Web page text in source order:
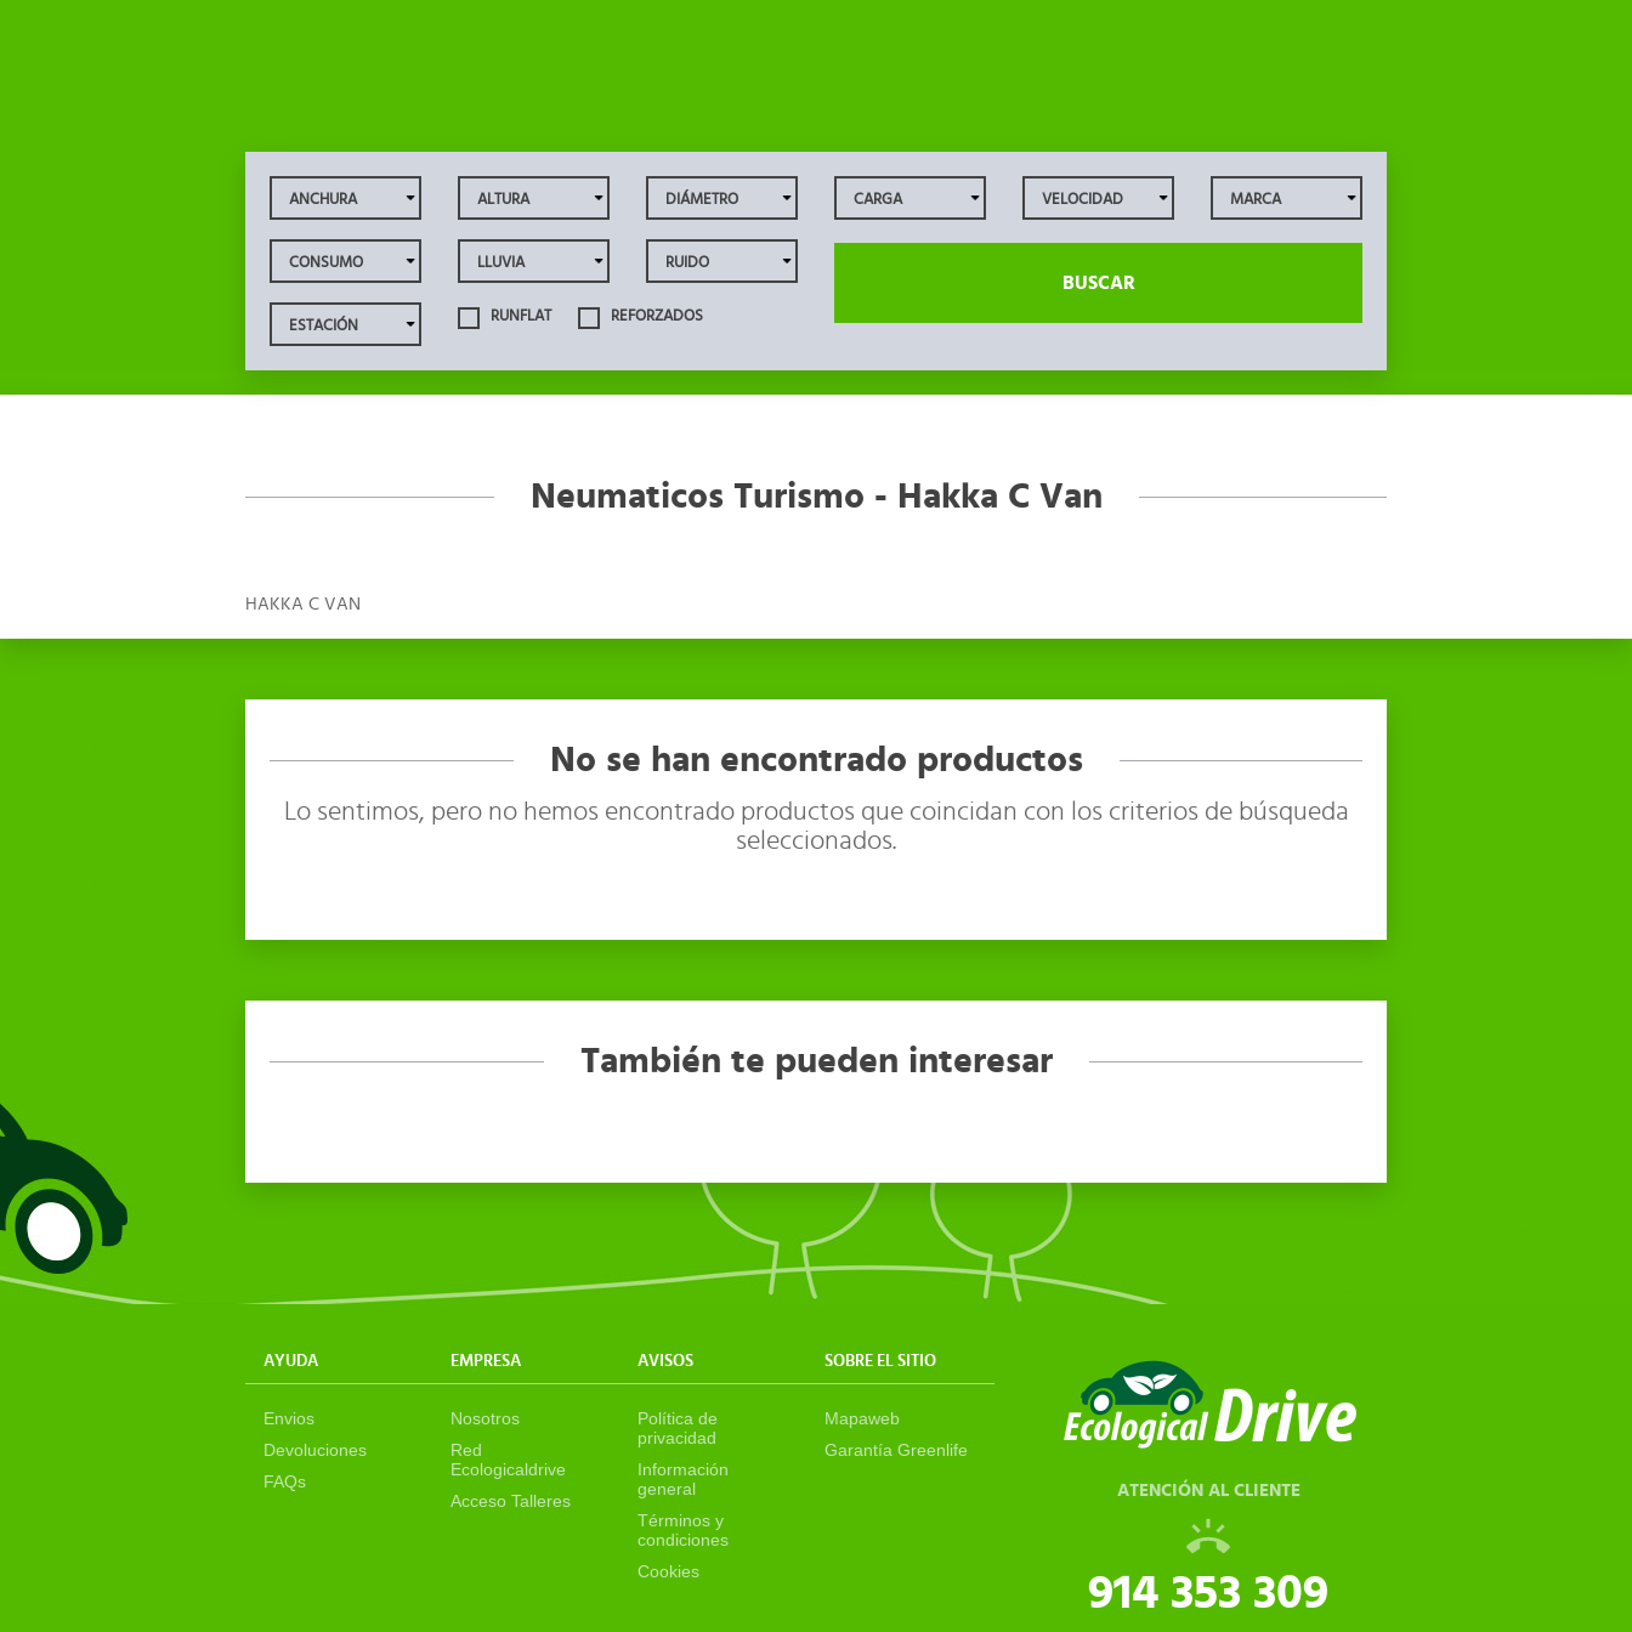
RUNFLAT REFORZADOS
BUSCAR
Neumaticos Turismo - Hakka C Van
HAKKA C VAN
No se han encontrado productos
Lo sentimos, pero no hemos encontrado productos que coincidan con los criterios de búsqueda
seleccionados.
También te pueden interesar
AYUDA EMPRESA AVISOS SOBRE EL SITIO
Envios
Devoluciones
FAQs
Nosotros
Red
Ecologicaldrive
Acceso Talleres
Política de
privacidad
Información
general
Términos y
condiciones
Cookies
Mapaweb
Garantía Greenlife
ATENCIÓN AL CLIENTE
914 353 309